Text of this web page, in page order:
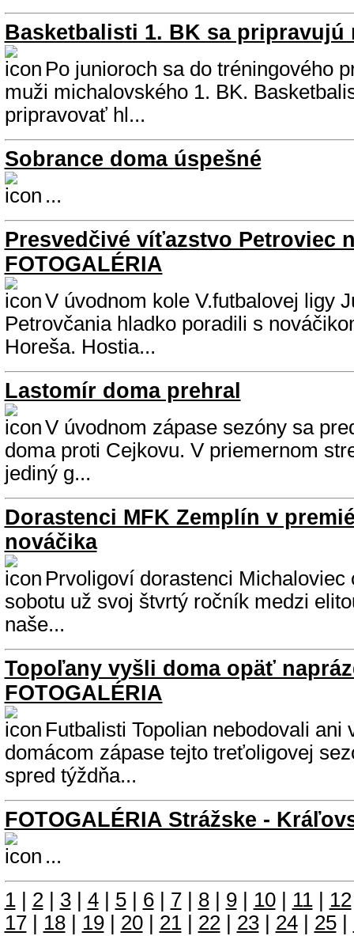
Basketbalisti 1. BK sa pripravujú
Po junioroch sa do tréningového
muži michalovského 1. BK.
pripravovať hl...
Sobrance doma úspešné
...
Presvedčivé víťazstvo Petroviec
FOTOGALÉRIA
V úvodnom kole V.futbalovej ligy
Petrovčania hladko poradili s
Horeša. Hostia...
Lastomír doma prehral
V úvodnom zápase sezóny sa
doma proti Cejkovu. V priemernom
jediný g...
Dorastenci MFK Zemplín v
nováčika
Prvoligoví dorastenci Michaloviec
sobotu už svoj štvrtý ročník medzi
naše...
Topoľany vyšli doma opäť
FOTOGALÉRIA
Futbalisti Topolian nebodovali ani
domácom zápase tejto treťoligovej
spred týždňa...
FOTOGALÉRIA Strážske -
...
1| 2| 3| 4| 5| 6| 7| 8| 9| 10| 11| 12
17| 18| 19| 20| 21| 22| 23| 24| 25|